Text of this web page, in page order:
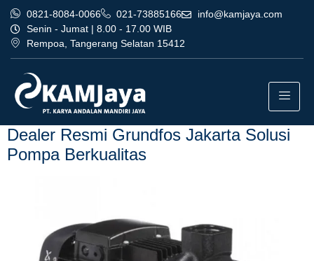
0821-8084-0066 021-73885166
info@kamjaya.com
Senin - Jumat | 8.00 - 17.00 WIB
Rempoa, Tangerang Selatan 15412
Tag:
jakarta terbaik bogor
Dealer Resmi Grundfos Jakarta Solusi
Pompa Berkualitas